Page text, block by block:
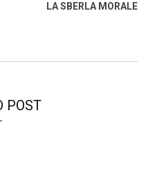
LA SBERLA MORALE
POST